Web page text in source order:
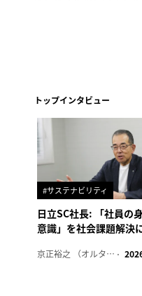
トップインタビュー
#サステナビリティ
日立SC社長: 「社員の
意識」を社会課題解決
京正裕之 （オルタナ副編集長）